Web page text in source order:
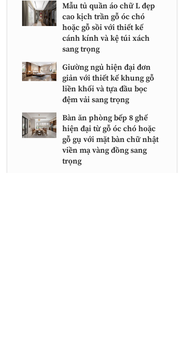
Mẫu tủ quần áo chữ L đẹp
cao kịch trần gỗ óc chó
hoặc gỗ sồi với thiết kế
cánh kính và kệ túi xách
sang trọng
Giường ngủ hiện đại đơn
giản với thiết kế khung gỗ
liền khối và tựa đầu bọc
đệm vải sang trọng
Bàn ăn phòng bếp 8 ghế
hiện đại từ gỗ óc chó hoặc
gỗ gụ với mặt bàn chữ nhật
viền mạ vàng đồng sang
trọng